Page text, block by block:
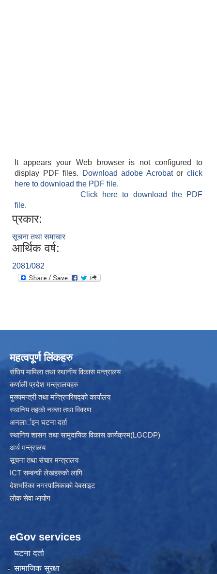
It appears your Web browser is not configured to
display PDF files.
Download adobe Acrobatorclick
here to download the PDF file.
Click here to download the PDF
file.
प्रकार:
सूचना तथा समाचार
आर्थिक वर्ष:
2081/082
महत्वपूर्ण लिंकहरु
संघिय मामिला तथा स्थानीय विकास मन्त्रालय
कर्णाली प्रदेश मन्त्रालयहरु
मुख्यमन्त्री तथा मन्त्रिपरिषद्को कार्यालय
स्थानिय तहकाे नक्सा तथा विवरण
अनलार्इन घटना दर्ता
स्थानिय शासन तथा सामुदायिक विकास कार्यक्रम(LGCDP)
अर्थ मन्त्रालय
सूचना तथा संचार मन्त्रालय
ICT सम्बन्धी लेखहरुको लागि
देशभरिका नगरपालिकाको वेबसाइट
लोक सेवा आयोग
eGov services
घटना दर्ता
सामाजिक सुरक्षा